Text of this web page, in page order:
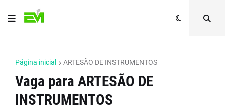
Página inicial ARTESÃO DE INSTRUMENTOS
Vaga para ARTESÃO DE
INSTRUMENTOS